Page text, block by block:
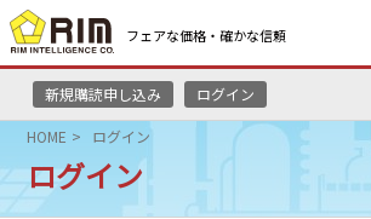
フェアな価格・確かな信頼
新規購読申し込み ログイン
MENU
はじめての方
HOME
HOME ログイン
ログイン